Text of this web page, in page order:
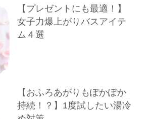
【プレゼントにも最適！】
女子力爆上がりバスアイテ
ム４選
【おふろあがりもぽかぽか
持続！？】1度試したい湯冷